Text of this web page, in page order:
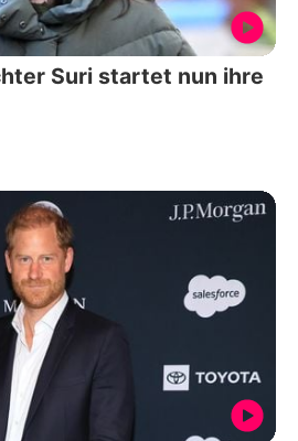
Suri startet nun ihre